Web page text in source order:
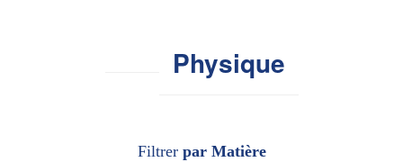
Physique
Filtrer par Matière